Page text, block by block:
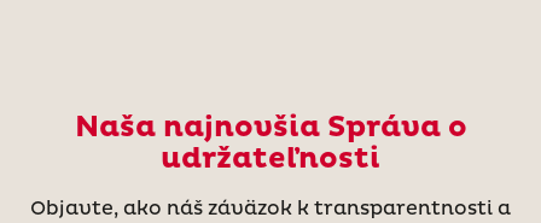
Naša najnovšia Správa o
udržateľnosti
Objavte, ako náš záväzok k transparentnosti a